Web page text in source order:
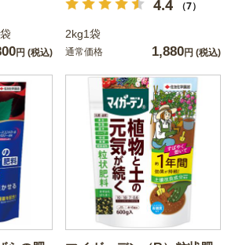
円 (税込)
4.4 （7）
2kg1袋
通常価格 1,880円 (税込)